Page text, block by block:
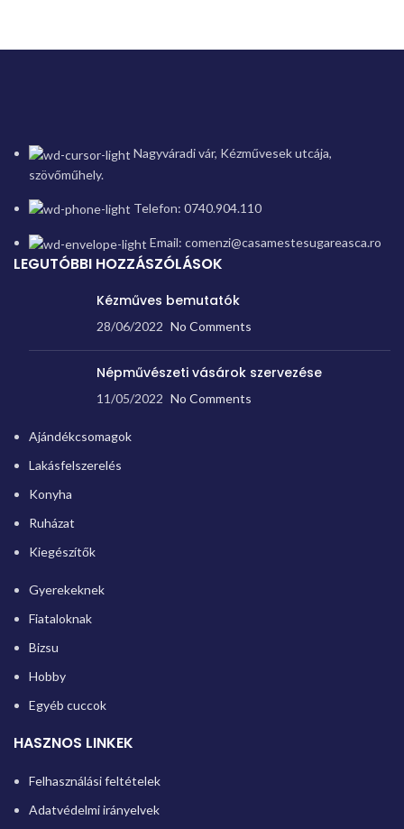
Nagyváradi vár, Kézművesek utcája,
szövőműhely.
Telefon: 0740.904.110
Email: comenzi@casamestesugareasca.ro
LEGUTÓBBI HOZZÁSZÓLÁSOK
Kézműves bemutatók
28/06/2022 No Comments
Népművészeti vásárok szervezése
11/05/2022 No Comments
Ajándékcsomagok
Lakásfelszerelés
Konyha
Ruházat
Kiegészítők
Gyerekeknek
Fiataloknak
Bizsu
Hobby
Egyéb cuccok
HASZNOS LINKEK
Felhasználási feltételek
Adatvédelmi irányelvek